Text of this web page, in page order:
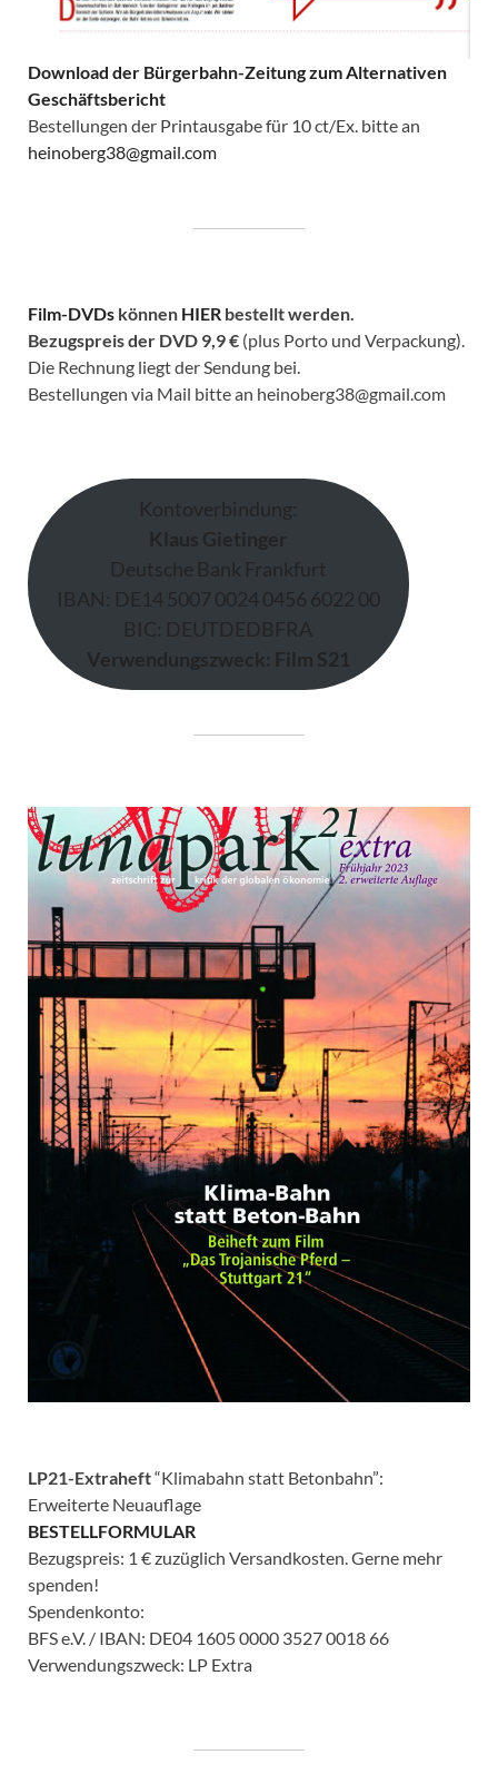
Download der Bürgerbahn-Zeitung zum Alternativen
Geschäftsbericht
Bestellungen der Printausgabe für 10 ct/Ex. bitte an
heinoberg38@gmail.com
Film-DVDs können HIER bestellt werden.
Bezugspreis der DVD 9,9 € (plus Porto und Verpackung).
Die Rechnung liegt der Sendung bei.
Bestellungen via Mail bitte an heinoberg38@gmail.com
Kontoverbindung:
Klaus Gietinger
Deutsche Bank Frankfurt
IBAN: DE14 5007 0024 0456 6022 00
BIC: DEUTDEDBFRA
Verwendungszweck: Film S21
LP21-Extraheft“Klimabahn statt Betonbahn”:
Erweiterte Neuauflage
BESTELLFORMULAR
Bezugspreis: 1 € zuzüglich Versandkosten. Gerne mehr
spenden!
Spendenkonto:
BFS e.V. / IBAN: DE04 1605 0000 3527 0018 66
Verwendungszweck: LP Extra